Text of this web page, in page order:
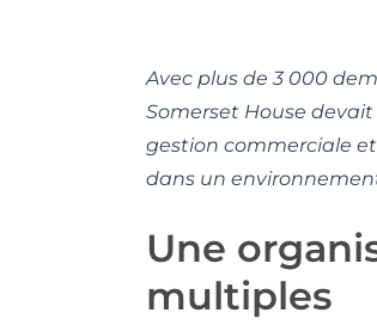
Avec plus de 3 000
Somerset House
gestion commerciale
dans un
Une
multiples